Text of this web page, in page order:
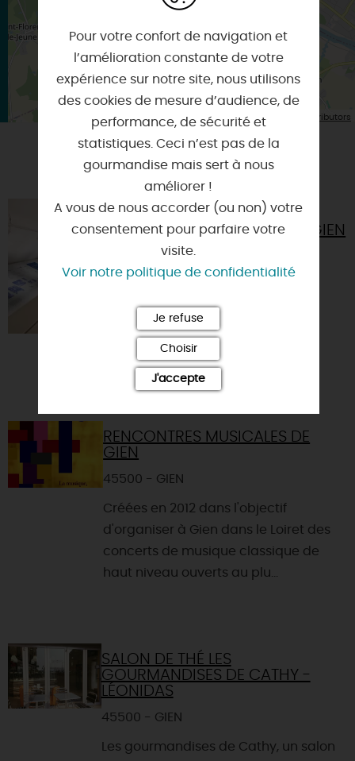
| Map data © OpenStreetMap contributors
VOUS AIMEREZ AUSSI
MUSÉE DE LA
FAÏENCERIE DE GIEN
RENCONTRES MUSICALES DE
GIEN
45500 - GIEN
Créées en 2012 dans l'objectif
d'organiser à Gien dans le Loiret des
concerts de musique classique de
haut niveau ouverts au plu...
SALON DE THÉ LES
GOURMANDISES DE CATHY -
LÉONIDAS
45500 - GIEN
Les gourmandises de Cathy, un salon
Pour votre confort de navigation et
l’amélioration constante de votre
expérience sur notre site, nous utilisons
des cookies de mesure d’audience, de
performance, de sécurité et
statistiques. Ceci n’est pas de la
gourmandise mais sert à nous
améliorer !
A vous de nous accorder (ou non) votre
consentement pour parfaire votre
visite.
Voir notre politique de confidentialité
Je refuse
Choisir
J'accepte